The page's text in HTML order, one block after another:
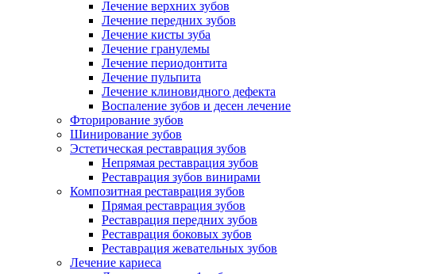
Лечение верхних зубов
Лечение передних зубов
Лечение кисты зуба
Лечение гранулемы
Лечение периодонтита
Лечение пульпита
Лечение клиновидного дефекта
Воспаление зубов и десен лечение
Фторирование зубов
Шинирование зубов
Эстетическая реставрация зубов
Непрямая реставрация зубов
Реставрация зубов винирами
Композитная реставрация зубов
Прямая реставрация зубов
Реставрация передних зубов
Реставрация боковых зубов
Реставрация жевательных зубов
Лечение кариеса